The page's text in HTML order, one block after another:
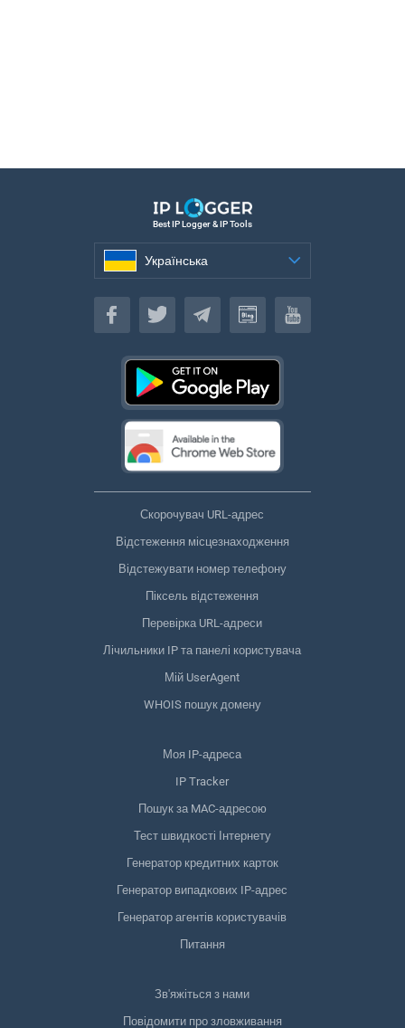
Best IP Logger & IP Tools
Українська
Українська
Скорочувач URL-адрес
Відстеження місцезнаходження
Відстежувати номер телефону
Піксель відстеження
Перевірка URL-адреси
Лічильники IP та панелі користувача
Мій UserAgent
WHOIS пошук домену
Моя IP-адреса
IP Tracker
Пошук за MAC-адресою
Тест швидкості Інтернету
Генератор кредитних карток
Генератор випадкових IP-адрес
Генератор агентів користувачів
Питання
Зв'яжіться з нами
Повідомити про зловживання